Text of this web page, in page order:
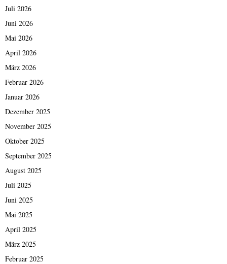
Juli 2026
Juni 2026
Mai 2026
April 2026
März 2026
Februar 2026
Januar 2026
Dezember 2025
November 2025
Oktober 2025
September 2025
August 2025
Juli 2025
Juni 2025
Mai 2025
April 2025
März 2025
Februar 2025